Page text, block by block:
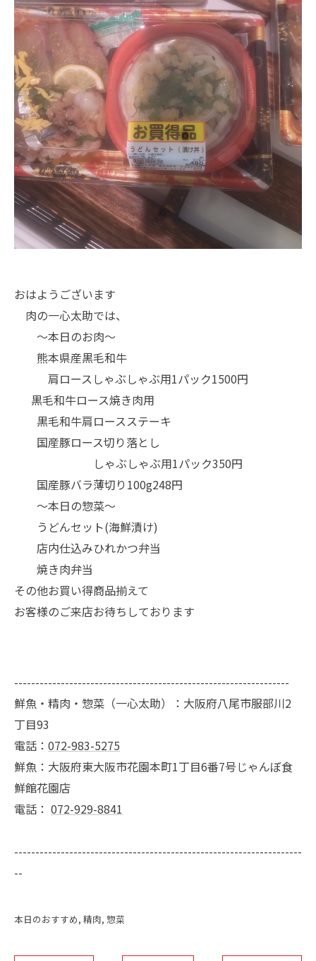
おはようございます
肉の一心太助では、
～本日のお肉～
熊本県産黒毛和牛
肩ロースしゃぶしゃぶ用1パック1500円
黒毛和牛ロース焼き肉用
黒毛和牛肩ロースステーキ
国産豚ロース切り落とし
しゃぶしゃぶ用1パック350円
国産豚バラ薄切り100g248円
～本日の惣菜～
うどんセット(海鮮漬け)
店内仕込みひれかつ弁当
焼き肉弁当
その他お買い得商品揃えて
お客様のご来店お待ちしております
-----------------------------------------------------------------
鮮魚・精肉・惣菜（一心太助）：大阪府八尾市服部川2
丁目93
電話： 072-983-5275
鮮魚：大阪府東大阪市花園本町1丁目6番7号じゃんぼ食
鮮館花園店
電話： 072-929-8841
--------------------------------------------------------------------
--
本日のおすすめ 精肉 惣菜